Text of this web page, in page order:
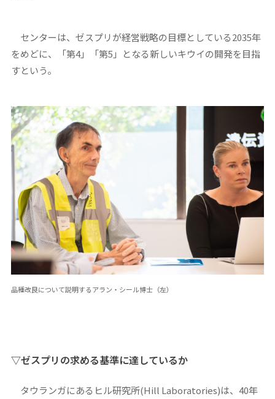
センターは、ゼスプリが経営戦略の目標としている2035年
をめどに、「第4」「第5」となる新しいキウイの開発を目指
すという。
品種改良について説明するアラン・シール博士（左）
▽ゼスプリの求める基準に達しているか
タウランガにあるヒル研究所(Hill Laboratories)は、40年